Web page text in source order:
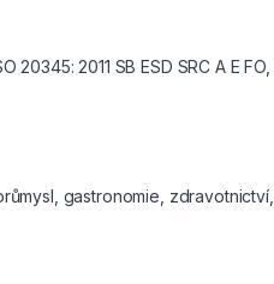
20345: 2011 SB ESD SRC A E
gastronomie,